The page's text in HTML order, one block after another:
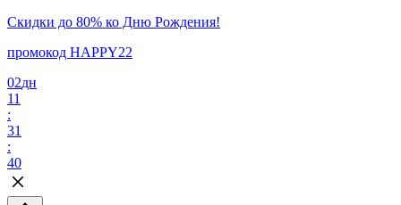
Скидки до 80% ко Дню Рождения!
промокод HAPPY22
02дн
11
:
31
:
40